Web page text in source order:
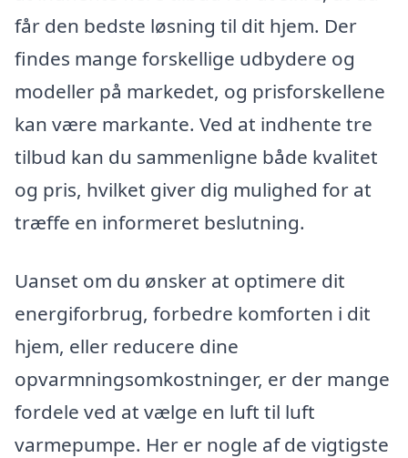
får den bedste løsning til dit hjem. Der
findes mange forskellige udbydere og
modeller på markedet, og prisforskellene
kan være markante. Ved at indhente tre
tilbud kan du sammenligne både kvalitet
og pris, hvilket giver dig mulighed for at
træffe en informeret beslutning.
Uanset om du ønsker at optimere dit
energiforbrug, forbedre komforten i dit
hjem, eller reducere dine
opvarmningsomkostninger, er der mange
fordele ved at vælge en luft til luft
varmepumpe. Her er nogle af de vigtigste